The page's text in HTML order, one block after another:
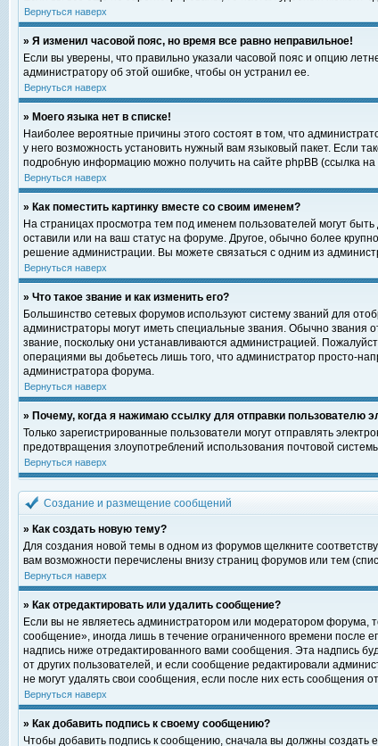
Вернуться наверх
» Я изменил часовой пояс, но время все равно неправильное!
Если вы уверены, что правильно указали часовой пояс и опцию
администратору об этой ошибке, чтобы он устранил ее.
Вернуться наверх
» Моего языка нет в списке!
Наиболее вероятные причины этого состоят в том, что
у него возможность установить нужный вам языковый пакет. Если
подробную информацию можно получить на сайте phpBB (ссылка на
Вернуться наверх
» Как поместить картинку вместе со своим именем?
На страницах просмотра тем под именем пользователей могут
оставили или на ваш статус на форуме. Другое, обычно более
решение администрации. Вы можете связаться с одним из
Вернуться наверх
» Что такое звание и как изменить его?
Большинство сетевых форумов используют систему званий для
администраторы могут иметь специальные звания. Обычно звания
звание, поскольку они устанавливаются администрацией.
операциями вы добьетесь лишь того, что администратор просто-
администратора форума.
Вернуться наверх
» Почему, когда я нажимаю ссылку для отправки пользователю
Только зарегистрированные пользователи могут отправлять
предотвращения злоупотреблений использования почтовой
Вернуться наверх
Создание и размещение сообщений
» Как создать новую тему?
Для создания новой темы в одном из форумов щелкните
вам возможности перечислены внизу страниц форумов или тем
Вернуться наверх
» Как отредактировать или удалить сообщение?
Если вы не являетесь администратором или модератором форума,
сообщение», иногда лишь в течение ограниченного времени
надпись ниже отредактированного вами сообщения. Эта надпись
от других пользователей, и если сообщение редактировали
не могут удалять свои сообщения, если после них есть сообщения
Вернуться наверх
» Как добавить подпись к своему сообщению?
Чтобы добавить подпись к сообщению, сначала вы должны создать